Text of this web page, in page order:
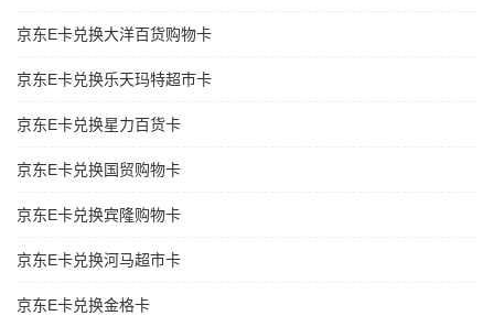
京东E卡兑换大洋百货购物卡
京东E卡兑换乐天玛特超市卡
京东E卡兑换星力百货卡
京东E卡兑换国贸购物卡
京东E卡兑换宾隆购物卡
京东E卡兑换河马超市卡
京东E卡兑换金格卡